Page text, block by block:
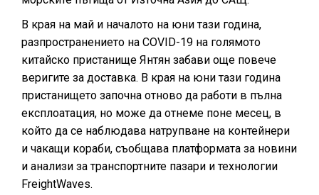
В края на май и началото на юни тази година,
разпространението на COVID-19 на голямото
китайско пристанище Янтян забави още повече
веригите за доставка. В края на юни тази година
пристанището започна отново да работи в пълна
експлоатация, но може да отнеме поне месец, в
който да се наблюдава натрупване на контейнери
и чакащи кораби, съобщава платформата за новини
и анализи за транспортните пазари и технологии
FreightWaves.